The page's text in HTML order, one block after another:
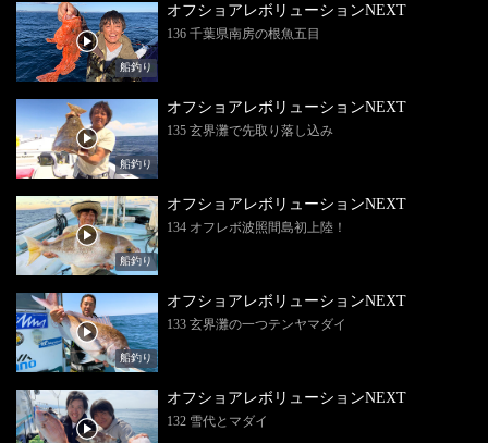
船釣り
オフショアレボリューションNEXT
136 千葉県南房の根魚五目
船釣り
オフショアレボリューションNEXT
135 玄界灘で先取り落し込み
船釣り
オフショアレボリューションNEXT
134 オフレボ波照間島初上陸！
船釣り
オフショアレボリューションNEXT
133 玄界灘の一つテンヤマダイ
オフショアレボリューションNEXT
132 雪代とマダイ